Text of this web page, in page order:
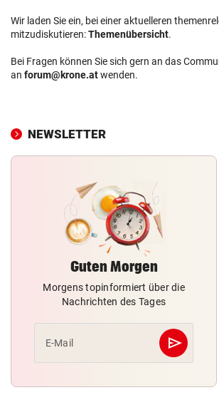
Wir laden Sie ein, bei einer aktuelleren
mitzudiskutieren:Themenübersicht.
Bei Fragen können Sie sich gern an das
an forum@krone.atwenden.
NEWSLETTER
Guten Morgen
Morgens topinformiert über die
Nachrichten des Tages
E-Mail send